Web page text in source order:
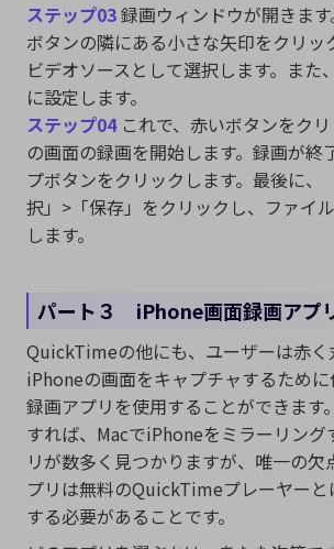
ステップ03録画ウィンドウが開きま
ボタンの隣にある小さな矢印をクリッ
ビデオソースとして選択します。また
に設定します。
ステップ04 これで、赤いボタンをク
の画面の録画を開始します。録画が終
プボタンをクリックします。最後に、
択」>「保存」をクリックし、ファイ
します。
パート３ iPhone画面録画アプ
QuickTimeの他にも、ユーザーは赤く
iPhoneの画面をキャプチャするため
録画アプリを使用することができます
すれば、MacでiPhoneをミラーリング
リが数多く見つかりますが、唯一の欠
プリは無料のQuickTimeプレーヤーと
する必要があることです。
スム
EdimakorでKling 3.0が
可能に
写真1枚から、リズムと動きのある AI
簡単に生成できます。